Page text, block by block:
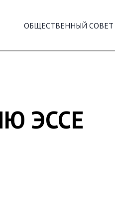
ОБЩЕСТВЕННЫЙ СОВЕТ
ЭССЕ